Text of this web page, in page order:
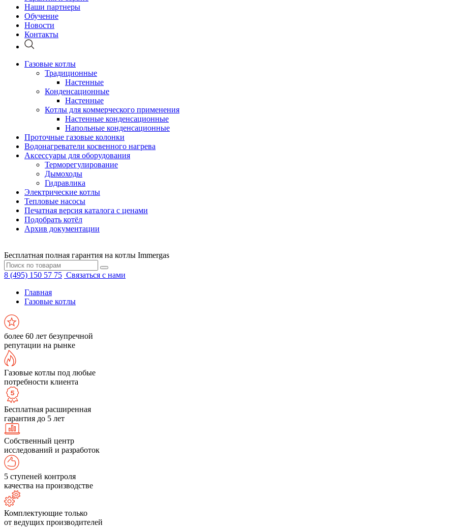
Наши партнеры
Обучение
Новости
Контакты
Газовые котлы
Традиционные
Настенные
Конденсационные
Настенные
Котлы для коммерческого применения
Настенные конденсационные
Напольные конденсационные
Проточные газовые колонки
Водонагреватели косвенного нагрева
Аксессуары для оборудования
Терморегулирование
Дымоходы
Гидравлика
Электрические котлы
Тепловые насосы
Печатная версия каталога с ценами
Подобрать котёл
Архив документации
Бесплатная полная гарантия на котлы Immergas
8 (495) 150 57 75 Связаться с нами
Главная
Газовые котлы
более 60 лет безупречной
репутации на рынке
Газовые котлы под любые
потребности клиента
Бесплатная расширенная
гарантия до 5 лет
Собственный центр
исследований и разработок
5 ступеней контроля
качества на производстве
Комплектующие только
от ведущих производителей